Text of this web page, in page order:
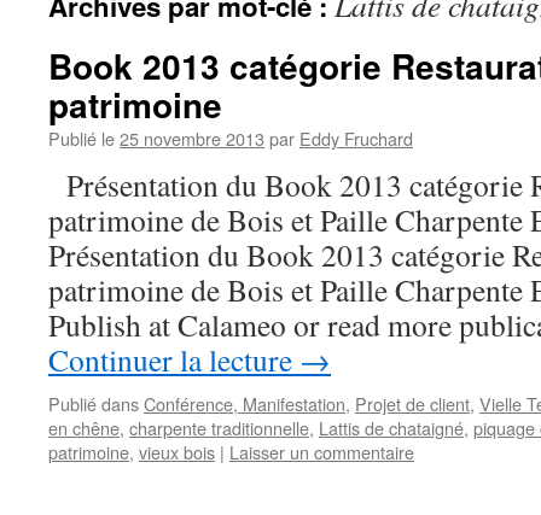
Book 2013 catégorie
patrimoine
Publié le25 novembre 2013 par Eddy Fruchard
Présentation du Book 2013 catégorie
patrimoine de Bois et Paille
Présentation du Book 2013 catégorie
patrimoine de Bois et Paille
Publish at Calameo or read more
Continuer la lecture →
Publié dansConférence, Manifestation, Projet de client, Vielle
en chêne, charpente traditionnelle, Lattis de chataigné, piquage
patrimoine, vieux bois | Laisser un commentaire